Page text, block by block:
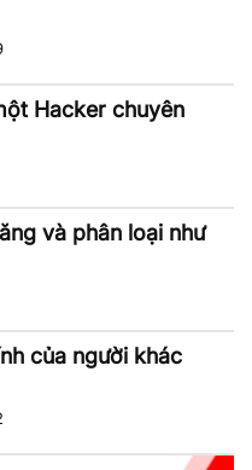
Hacker chuyên
và phân loại như
của người khác